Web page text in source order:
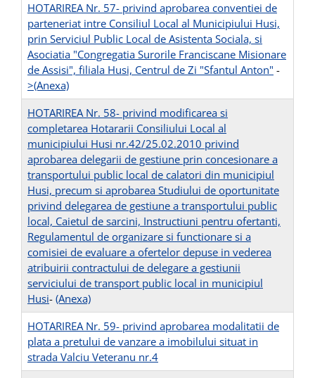
HOTARIREA Nr. 57- privind aprobarea conventiei de
parteneriat intre Consiliul Local al Municipiului Husi,
prin Serviciul Public Local de Asistenta Sociala, si
Asociatia "Congregatia Surorile Franciscane Misionare
de Assisi", filiala Husi, Centrul de Zi "Sfantul Anton" -
>(Anexa)
HOTARIREA Nr. 58- privind modificarea si
completarea Hotararii Consiliului Local al
municipiului Husi nr.42/25.02.2010 privind
aprobarea delegarii de gestiune prin concesionare a
transportului public local de calatori din municipiul
Husi, precum si aprobarea Studiului de oportunitate
privind delegarea de gestiune a transportului public
local, Caietul de sarcini, Instructiuni pentru ofertanti,
Regulamentul de organizare si functionare si a
comisiei de evaluare a ofertelor depuse in vederea
atribuirii contractului de delegare a gestiunii
serviciului de transport public local in municipiul
Husi- (Anexa)
HOTARIREA Nr. 59- privind aprobarea modalitatii de
plata a pretului de vanzare a imobilului situat in
strada Valciu Veteranu nr.4